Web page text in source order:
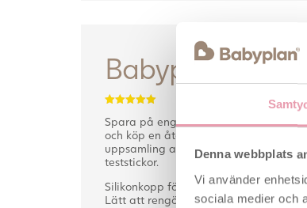
Denna webbplats
Vi använder
sociala medier och
Babyplan
5.00
av 5
Spara på engångskopparna av plast
och köp en återanvändbar kopp för
uppsamling av urin när du använder
teststickor.
Silikonkopp för att samla urinprov.
Lätt att rengöra och miljövänligt.